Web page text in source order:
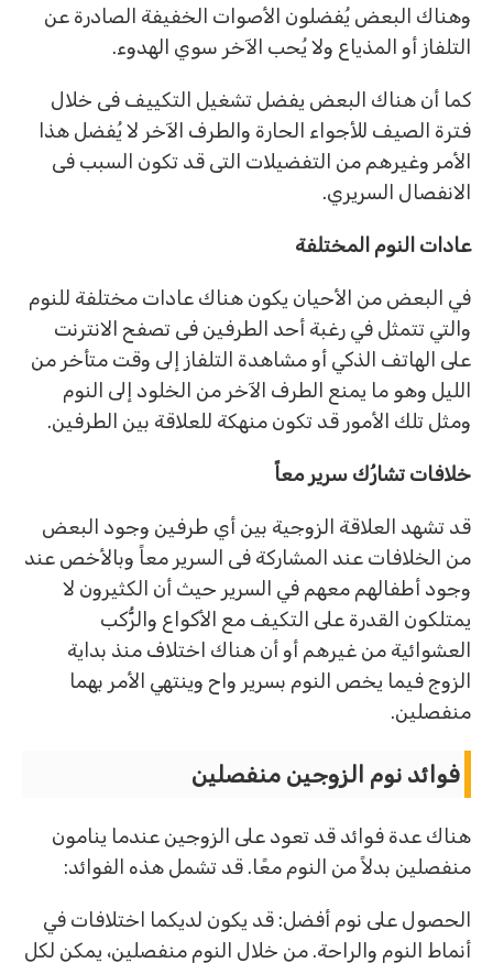
وهناك البعض يُفضلون الأصوات الخفيفة الصادرة عن
التلفاز أو المذياع ولا يُحب الآخر سوي الهدوء.
كما أن هناك البعض يفضل تشغيل التكييف فى خلال
فترة الصيف للأجواء الحارة والطرف الآخر لا يُفضل هذا
الأمر وغيرهم من التفضيلات التى قد تكون السبب فى
الانفصال السريري.
عادات النوم المختلفة
في البعض من الأحيان يكون هناك عادات مختلفة للنوم
والتي تتمثل في رغبة أحد الطرفين فى تصفح الانترنت
على الهاتف الذكي أو مشاهدة التلفاز إلى وقت متأخر من
الليل وهو ما يمنع الطرف الآخر من الخلود إلى النوم
ومثل تلك الأمور قد تكون منهكة للعلاقة بين الطرفين.
خلافات تشارُك سرير معاً
قد تشهد العلاقة الزوجية بين أي طرفين وجود البعض
من الخلافات عند المشاركة فى السرير معاً وبالأخص عند
وجود أطفالهم معهم في السرير حيث أن الكثيرون لا
يمتلكون القدرة على التكيف مع الأكواع والرُّكب
العشوائية من غيرهم أو أن هناك اختلاف منذ بداية
الزوج فيما يخص النوم بسرير واح وينتهي الأمر بهما
منفصلين.
فوائد نوم الزوجين منفصلين
هناك عدة فوائد قد تعود على الزوجين عندما ينامون
منفصلين بدلاً من النوم معًا. قد تشمل هذه الفوائد:
الحصول على نوم أفضل: قد يكون لديكما اختلافات في
أنماط النوم والراحة. من خلال النوم منفصلين، يمكن لكل